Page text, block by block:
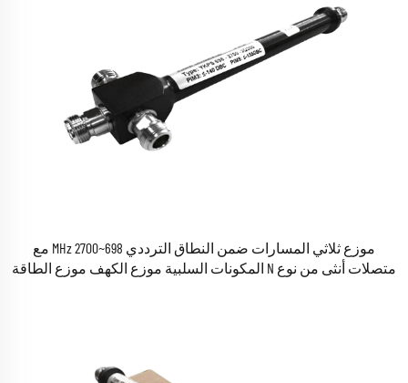
موزع ثلاثي المسارات ضمن النطاق الترددي 698~2700 MHz مع
متصلات أنثى من نوع N المكونات السلبية موزع الكهف موزع الطاقة